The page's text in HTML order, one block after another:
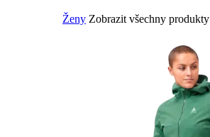
Ženy Zobrazit všechny produkty